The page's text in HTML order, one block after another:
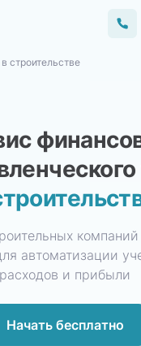
строительстве
автоматизации
расходов и прибыли
Начать бесплатно